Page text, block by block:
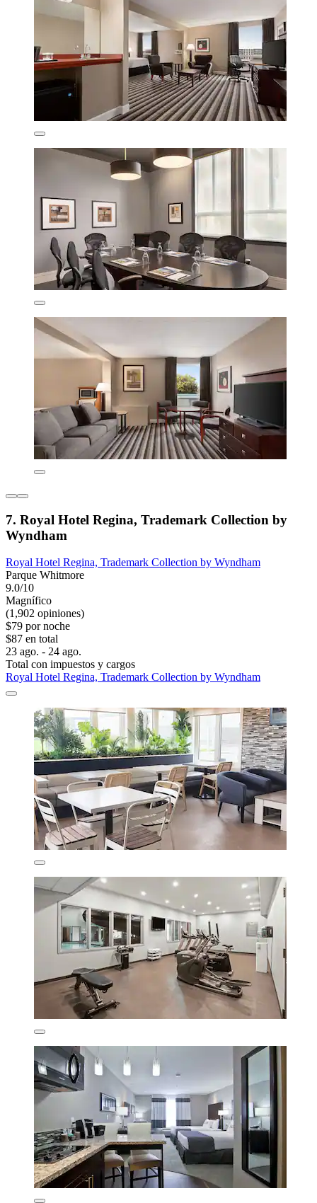
7. Royal Hotel Regina, Trademark Collection by
Wyndham
Royal Hotel Regina, Trademark Collection by Wyndham
Parque Whitmore
9.0/10
Magnífico
(1,902 opiniones)
$79 por noche
$87 en total
23 ago. - 24 ago.
Total con impuestos y cargos
Royal Hotel Regina, Trademark Collection by Wyndham